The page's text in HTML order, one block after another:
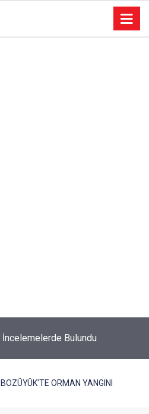
Bulundu
BOZÜYÜK'TE ORMAN YANGINI